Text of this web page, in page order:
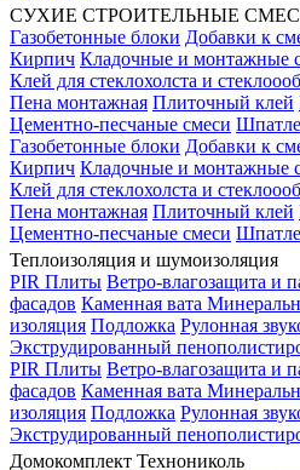
СУХИЕ СТРОИТЕЛЬНЫЕ
Газобетонные блоки Добавки к
Кирпич Кладочные и монтажные
Клей для стеклохолста и
Пена монтажная Плиточный клей
Цементно-песчаные смеси
Газобетонные блоки Добавки к
Кирпич Кладочные и монтажные
Клей для стеклохолста и
Пена монтажная Плиточный клей
Цементно-песчаные смеси
Теплоизоляция и шумоизоляция
PIR Плиты Ветро-влагозащита и
фасадов Каменная вата
изоляция Подложка Рулонная
Экструдированный
PIR Плиты Ветро-влагозащита и
фасадов Каменная вата
изоляция Подложка Рулонная
Экструдированный
Домокомплект Технониколь